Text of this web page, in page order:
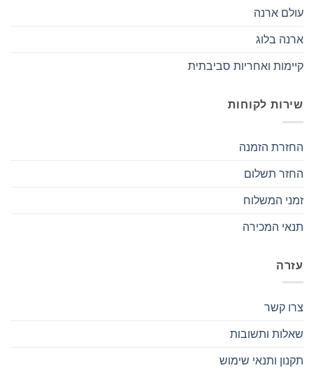
עולם ארנה
ארנה בלוג
קיימות ואחריות סביבתית
שירות לקוחות
החזרת הזמנה
החזר תשלום
זמני המשלוח
תנאי המכירה
עזרה
צרו קשר
שאלות ותשובות
תקנון ותנאי שימוש